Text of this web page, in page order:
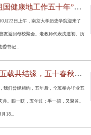
“为祖国健康地工作五十年”——记历史学院1968届校友返校
月22日上午，南京大学历史学院迎来了
友返回母校聚会。老教师代表沈道初、历
委书记...
同窗五载共结缘，五十春秋情不断——天文系1968届毕业生庆祝毕业50...
我们曾经相约，五年后，全班举办毕业五
典。眼一眨，五年过；手一招，又聚首。
18...